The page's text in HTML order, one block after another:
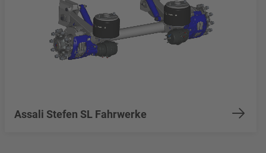
Assali Stefen SL Fahrwerke